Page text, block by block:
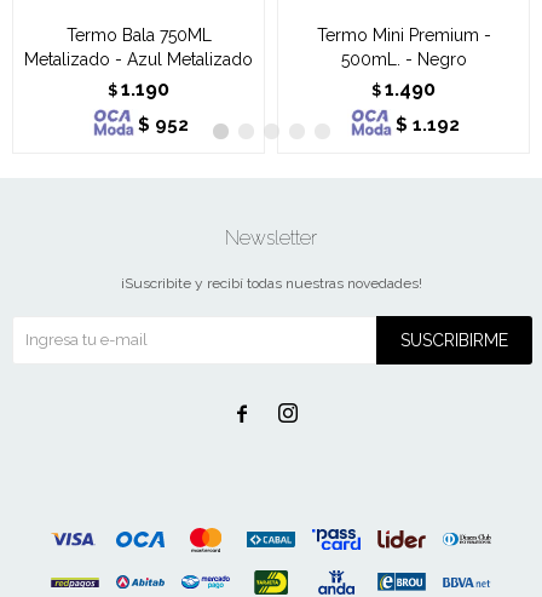
Termo Bala 750ML
Metalizado - Azul Metalizado
$ 1.190
$ 952
Termo Mini Premium -
500mL. - Negro
$ 1.490
$ 1.192
Newsletter
¡Suscribite y recibí todas nuestras novedades!
SUSCRIBIRME
 